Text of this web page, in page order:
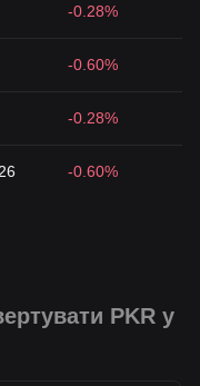
-0.28%
-0.60%
-0.28%
-0.60%
PKR у